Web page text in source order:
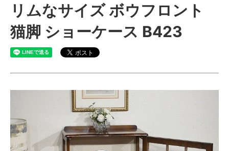
リムなサイズ ボウフロント
猫脚 ショーケース B423